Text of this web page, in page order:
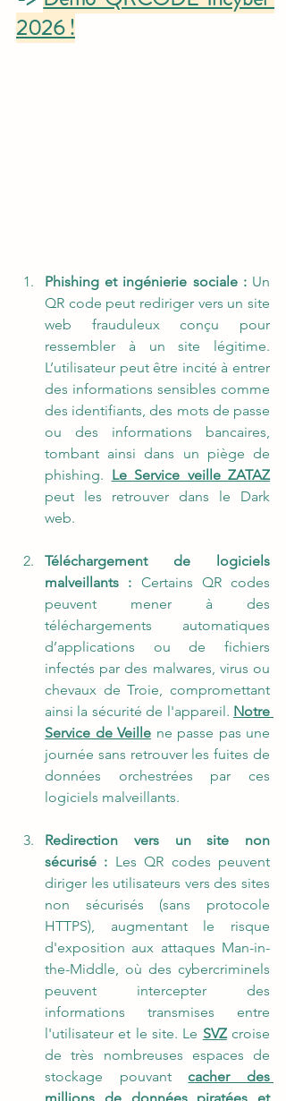
2026 !
Phishing et ingénierie sociale : Un
QR code peut rediriger vers un site
web frauduleux conçu pour
ressembler à un site légitime.
L’utilisateur peut être incité à entrer
des informations sensibles comme
des identifiants, des mots de passe
ou des informations bancaires,
tombant ainsi dans un piège de
phishing. Le Service veille ZATAZ
peut les retrouver dans le Dark
web.
Téléchargement de logiciels
malveillants : Certains QR codes
peuvent mener à des
téléchargements automatiques
d’applications ou de fichiers
infectés par des malwares, virus ou
chevaux de Troie, compromettant
ainsi la sécurité de l'appareil. Notre
Service de Veille ne passe pas une
journée sans retrouver les fuites de
données orchestrées par ces
logiciels malveillants.
Redirection vers un site non
sécurisé : Les QR codes peuvent
diriger les utilisateurs vers des sites
non sécurisés (sans protocole
HTTPS), augmentant le risque
d'exposition aux attaques Man-in-
the-Middle, où des cybercriminels
peuvent intercepter des
informations transmises entre
l'utilisateur et le site. Le SVZ croise
de très nombreuses espaces de
stockage pouvant cacher des